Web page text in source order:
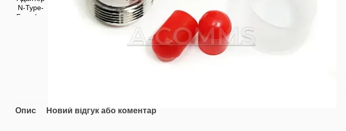
Опис Новий відгук або коментар